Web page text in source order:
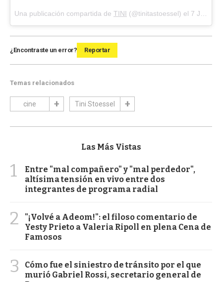
Una publicación compartida de TINI (@tinitastoessel) el 7 Jul, 2018 a las 8:29 PDT
¿Encontraste un error? Reportar
Temas relacionados
cine Tini Stoessel
Las Más Vistas
1
Entre "mal compañero" y "mal perdedor",
altísima tensión en vivo entre dos
integrantes de programa radial
2
"¡Volvé a Adeom!": el filoso comentario de
Yesty Prieto a Valeria Ripoll en plena Cena de
Famosos
3
Cómo fue el siniestro de tránsito por el que
murió Gabriel Rossi, secretario general de